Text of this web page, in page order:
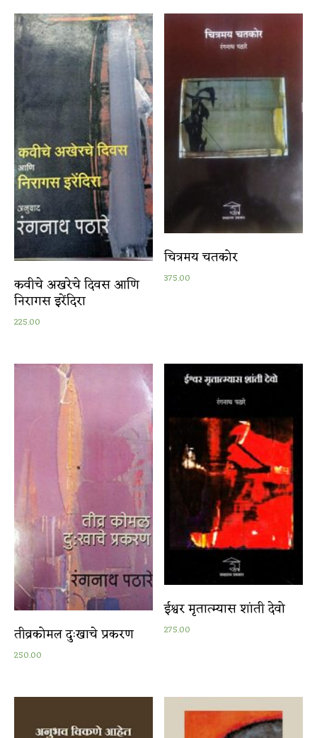
कवीचे अखरेचे दिवस आणि
निरागस इरेंदिरा
225.00
चित्रमय चतकोर
375.00
तीव्रकोमल दुःखाचे प्रकरण
250.00
ईश्वर मृतात्म्यास शांती देवो
275.00